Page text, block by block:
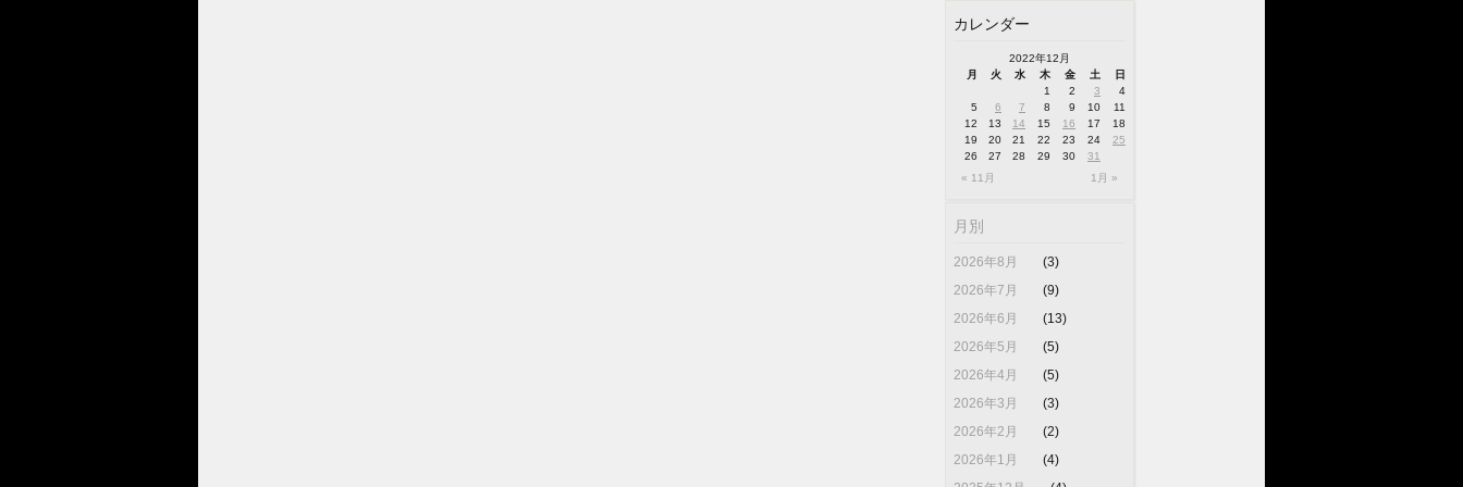
カレンダー
2022年12月
月
火 水 木 金 土 日
« 11月 1月 »
1 2 3
4
5
6 7 8 9 10
11
12
13 14 15 16 17
18
19
20 21 22 23 24
25
26
27 28 29 30 31
月別
2026年8月
(3)
2026年7月
(9)
2026年6月
(13)
2026年5月
(5)
2026年4月
(5)
2026年3月
(3)
2026年2月
(2)
2026年1月
(4)